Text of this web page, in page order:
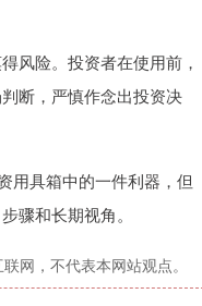
风险。投资者在使用前，
断，严慎作念出投资决
用具箱中的一件利器，但
骤和长期视角。
网，不代表本网站观点。